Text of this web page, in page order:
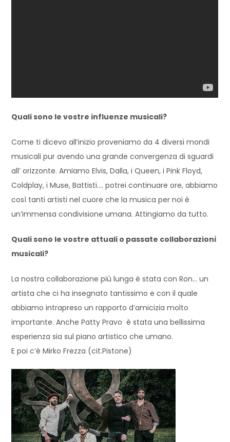
Quali sono le vostre influenze musicali?
Come ti dicevo all’inizio proveniamo da 4 diversi mondi
musicali pur avendo una grande convergenza di sguardi
all’ orizzonte. Amiamo Elvis, Dalla, i Queen, i Pink Floyd,
Coldplay, i Muse, Battisti…. potrei continuare ore, abbiamo
così tanti artisti nel cuore che la musica per noi è
un’immensa condivisione umana. Attingiamo da tutto.
Quali sono le vostre attuali o passate collaborazioni
musicali?
La nostra collaborazione più lunga è stata con Ron… un
artista che ci ha insegnato tantissimo e con il quale
abbiamo intrapreso un rapporto d’amicizia molto
importante. Anche Patty Pravo è stata una bellissima
esperienza sia sul piano artistico che umano.
E poi c’è Mirko Frezza (cit.Pistone)